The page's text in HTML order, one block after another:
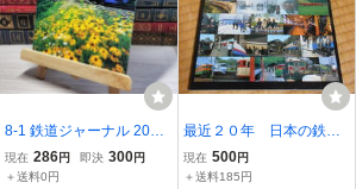
8-1 鉄道ジャーナル 2004
年12月号 no.458 005517
現在 286円 即決 300円
＋送料0円
最近２０年 日本の鉄
道 名場面
現在 500円
＋送料185円